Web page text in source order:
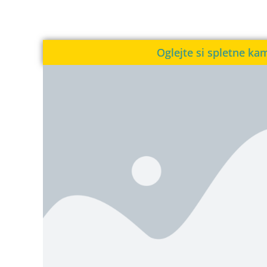
Oglejte si spletne